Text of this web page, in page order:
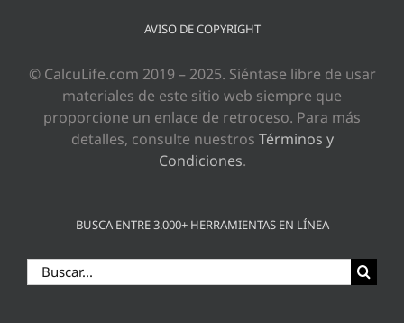
AVISO DE COPYRIGHT
© CalcuLife.com 2019 – 2025. Siéntase libre de usar
materiales de este sitio web siempre que
proporcione un enlace de retroceso. Para más
detalles, consulte nuestros Términos y
Condiciones.
BUSCA ENTRE 3.000+ HERRAMIENTAS EN LÍNEA
Buscar: